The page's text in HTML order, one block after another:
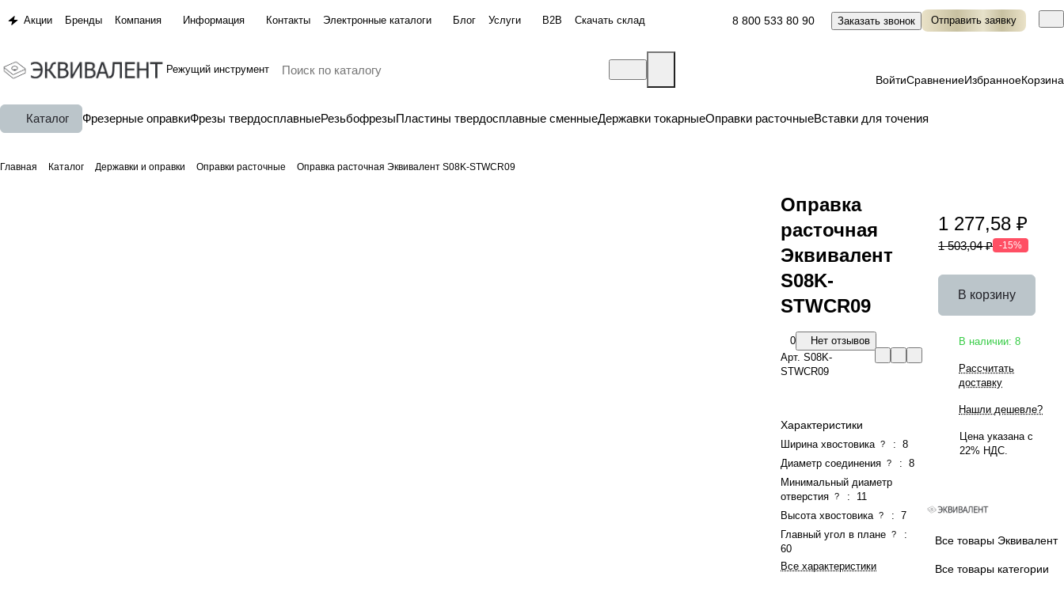
Акции Бренды Компания Информация Контакты Электронные каталоги Блог Услуги B2B Скачать склад 8 800 533 80 90 Заказать звонок Отправить заявку
Режущий инструмент
ВойтиСравнениеИзбранноеКорзина
Каталог Фрезерные оправкиФрезы твердосплавныеРезьбофрезыПластины твердосплавные сменныеДержавки токарныеОправки расточныеВставки для точения
Главная Каталог Державки и оправки Оправки расточные Оправка расточная Эквивалент S08K-STWCR09
Оправка
расточная
Эквивалент
S08K-
STWCR09
0
Нет отзывов
Арт. S08K-
STWCR09
Характеристики
Ширина хвостовика ? : 8
Диаметр соединения ? : 8
Минимальный диаметр
отверстия ? :
11
Высота хвостовика ? : 7
Главный угол в плане ?
:
60
Все характеристики
1 277,58 ₽
1 503,04 ₽ -15%
В корзину
В наличии: 8
Рассчитать
доставку
Нашли дешевле?
Цена указана с
22% НДС.
Все товары Эквивалент
Все товары категории